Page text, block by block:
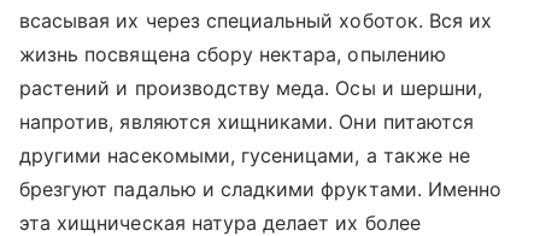
всасывая их через специальный хоботок. Вся их
жизнь посвящена сбору нектара, опылению
растений и производству меда. Осы и шершни,
напротив, являются хищниками. Они питаются
другими насекомыми, гусеницами, а также не
брезгуют падалью и сладкими фруктами. Именно
эта хищническая натура делает их более